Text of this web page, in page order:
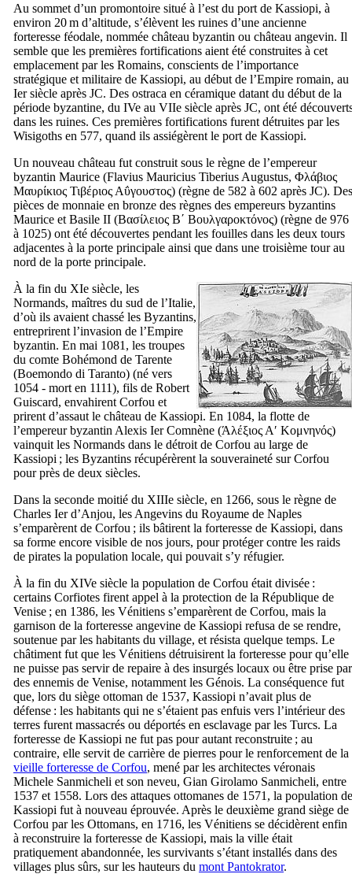
Au sommet d’un promontoire situé à l’est du port de Kassiopi, à
environ 20 m d’altitude, s’élèvent les ruines d’une ancienne
forteresse féodale, nommée château byzantin ou château angevin. Il
semble que les premières fortifications aient été construites à cet
emplacement par les Romains, conscients de l’importance
stratégique et militaire de Kassiopi, au début de l’Empire romain, au
Iersiècle après JC. Des ostraca en céramique datant du début de la
période byzantine, du IVe au VIIe siècle après JC, ont été
dans les ruines. Ces premières fortifications furent détruites par les
Wisigoths en 577, quand ils assiégèrent le port de Kassiopi.
Un nouveau château fut construit sous le règne de l’empereur
byzantin Maurice (Flavius Mauricius Tiberius Augustus, Φλάβιος
Μαυρίκιος Τιβέριος Αΰγουστος) (règne de 582 à 602 après JC). Des
pièces de monnaie en bronze des règnes des empereurs byzantins
Maurice et Basile II (Βασίλειος Β΄ Βουλγαροκτόνος) (règne de 976
à 1025) ont été découvertes pendant les fouilles dans les deux tours
adjacentes à la porte principale ainsi que dans une troisième tour au
nord de la porte principale.
À la fin du XIe siècle, les
Normands, maîtres du sud de l’Italie,
d’où ils avaient chassé les Byzantins,
entreprirent l’invasion de l’Empire
byzantin. En mai 1081, les troupes
du comte Bohémond de Tarente
(Boemondo di Taranto) (né vers
1054 - mort en 1111), fils de Robert
Guiscard, envahirent Corfou et
prirent d’assaut le château de Kassiopi. En 1084, la flotte de
l’empereur byzantin Alexis IerComnène (Άλέξιος Αʹ Κομνηνός)
vainquit les Normands dans le détroit de Corfou au large de
Kassiopi ; les Byzantins récupérèrent la souveraineté sur Corfou
pour près de deux siècles.
Dans la seconde moitié du XIIIe siècle, en 1266, sous le règne de
Charles Ierd’Anjou, les Angevins du Royaume de Naples
s’emparèrent de Corfou ; ils bâtirent la forteresse de Kassiopi, dans
sa forme encore visible de nos jours, pour protéger contre les raids
de pirates la population locale, qui pouvait s’y réfugier.
À la fin du XIVe siècle la population de Corfou était divisée :
certains Corfiotes firent appel à la protection de la République de
Venise ; en 1386, les Vénitiens s’emparèrent de Corfou, mais la
garnison de la forteresse angevine de Kassiopi refusa de se rendre,
soutenue par les habitants du village, et résista quelque temps. Le
châtiment fut que les Vénitiens détruisirent la forteresse pour qu’elle
ne puisse pas servir de repaire à des insurgés locaux ou être prise par
des ennemis de Venise, notamment les Génois. La conséquence fut
que, lors du siège ottoman de 1537, Kassiopi n’avait plus de
défense : les habitants qui ne s’étaient pas enfuis vers l’intérieur des
terres furent massacrés ou déportés en esclavage par les Turcs. La
forteresse de Kassiopi ne fut pas pour autant reconstruite ; au
contraire, elle servit de carrière de pierres pour le renforcement de la
vieille forteresse de Corfou, mené par les architectes véronais
Michele Sanmicheli et son neveu, Gian Girolamo Sanmicheli, entre
1537 et 1558. Lors des attaques ottomanes de 1571, la population de
Kassiopi fut à nouveau éprouvée. Après le deuxième grand siège de
Corfou par les Ottomans, en 1716, les Vénitiens se décidèrent enfin
à reconstruire la forteresse de Kassiopi, mais la ville était
pratiquement abandonnée, les survivants s’étant installés dans des
villages plus sûrs, sur les hauteurs du mont Pantokrator.